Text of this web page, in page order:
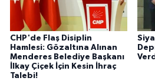
CHP'de Flaş Disiplin
Hamlesi: Gözaltına Alınan
Menderes Belediye Başkanı
İlkay Çiçek İçin Kesin İhraç
Talebi!